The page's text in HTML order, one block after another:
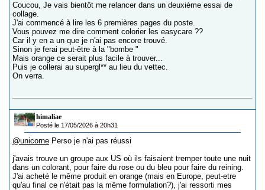
Coucou, Je vais bientôt me relancer dans un deuxième essai de
collage.
J'ai commencé à lire les 6 premières pages du poste.
Vous pouvez me dire comment colorier les easycare ??
Car il y en a un que je n'ai pas encore trouvé.
Sinon je ferai peut-être à la "bombe "
Mais orange ce serait plus facile à trouver...
Puis je collerai au supergl** au lieu du vettec.
On verra.
himaliae
Posté le 17/05/2026 à 20h31
@unicorne Perso je n'ai pas réussi
j'avais trouve un groupe aux US où ils faisaient tremper toute une nuit
dans un colorant, pour faire du rose ou du bleu pour faire du reining.
J'ai acheté le même produit en orange (mais en Europe, peut-etre
qu'au final ce n'était pas la même formulation?), j'ai ressorti mes